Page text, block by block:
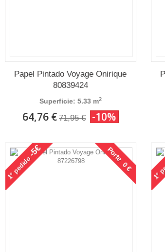
Papel Pintado Voyage Onirique
80839424
Superficie: 5.33 m2
64,76 € 71,95 € -10%
1°
pedido
-5€ Porte 0 €
1°